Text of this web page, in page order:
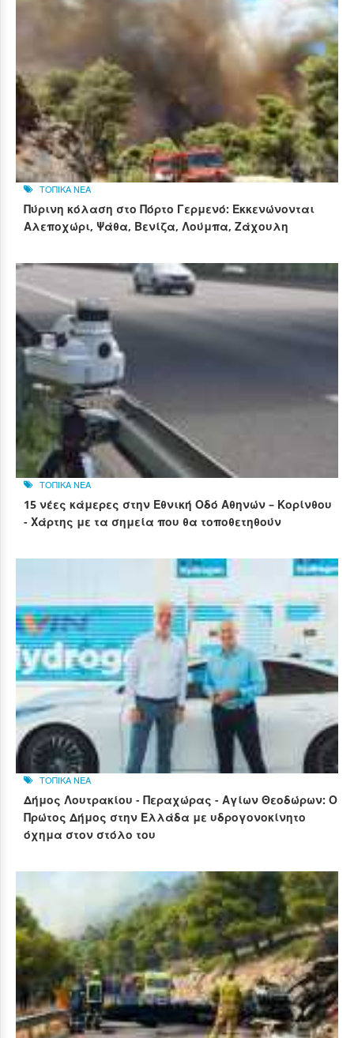
ΤΟΠΙΚΑ ΝΕΑ
Πύρινη κόλαση στο Πόρτο Γερμενό: Εκκενώνονται
Αλεποχώρι, Ψάθα, Βενίζα, Λούμπα, Ζάχουλη
ΤΟΠΙΚΑ ΝΕΑ
15 νέες κάμερες στην Εθνική Οδό Αθηνών – Κορίνθου
- Χάρτης με τα σημεία που θα τοποθετηθούν
ΤΟΠΙΚΑ ΝΕΑ
Δήμος Λουτρακίου - Περαχώρας - Αγίων Θεοδώρων: Ο
Πρώτος Δήμος στην Ελλάδα με υδρογονοκίνητο
όχημα στον στόλο του